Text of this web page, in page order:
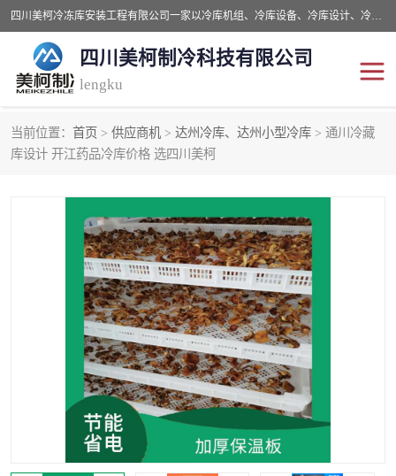
四川美柯冷冻库安装工程有限公司一家以冷库机组、冷库设备、冷库设计、冷冻库设备销售、冷库安装、冻库安装价格及技术服务为一体的综合企业，咨询热线：同等设备材料优惠10% 。公司各种类型安装组合式冷库、冷冻库、冷藏库、气调保鲜库、并提供成套设备供应、安装与调试、维护与维修、技术咨询、操作维修人员技术培训等
四川美柯制冷科技有限公司
lengku
当前位置： 首页 > 供应商机 > 达州冷库、达州小型冷库 > 通川冷藏
库设计 开江药品冷库价格 选四川美柯
冷库安装，冷库价格
成都冻库，成都冻库价格 绵阳冻库,绵阳保鲜冷库
德阳冻库安装，德阳冷库 广元冻库安装,广元冻库造
价
南充冻库设计,南充冻库安 遂宁冻库
资阳冻库，资阳冻库安装 泸州冻库，泸州冷库
乐山冻库,乐山保鲜冷库 自贡冻库组装
雅安冷库,雅安冻库 攀枝花冻库
冻库安装，小型冻库造价